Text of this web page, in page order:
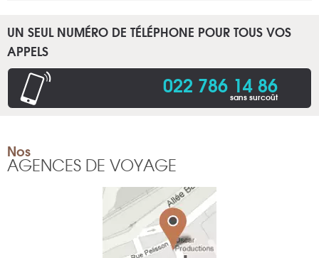
UN SEUL NUMÉRO DE TÉLÉPHONE POUR TOUS VOS
APPELS
022 786 14 86
sans surcoût
Nos
AGENCES DE VOYAGE